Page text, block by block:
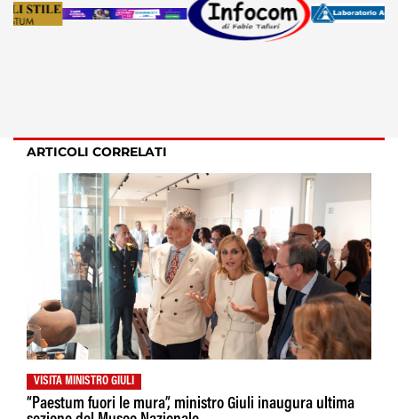
ARTICOLI CORRELATI
VISITA MINISTRO GIULI
“Paestum fuori le mura”, ministro Giuli inaugura ultima